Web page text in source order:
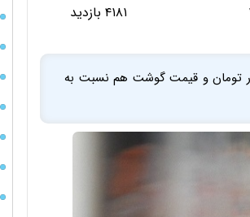
۴۱۸۱ بازدید
پروتئینی پرنوسان است قیمت مرغ از کیلویی 70 تا90 هزار تومان و قیمت گوشت هم نسبت به